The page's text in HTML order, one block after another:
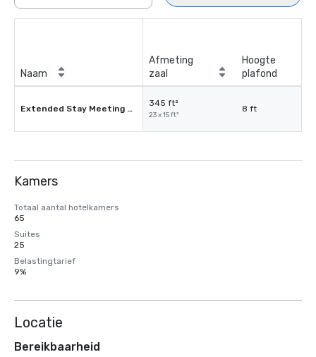
Naam
Afmeting
zaal
Hoogte
plafond
Extended Stay Meeting Room
345 ft²
23 x 15 ft²
8 ft
Kamers
Totaal aantal hotelkamers
65
Suites
25
Belastingtarief
9%
Locatie
Bereikbaarheid